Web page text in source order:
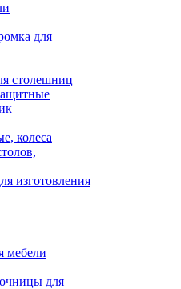
для
столешниц
колеса
изготовления
мебели
для